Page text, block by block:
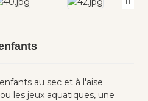
au sec et à l'aise
les jeux aquatiques, une